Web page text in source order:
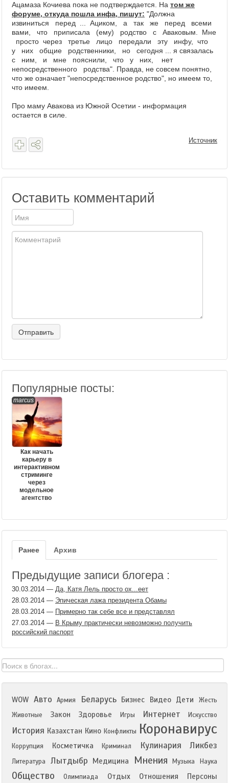
Ацамаза Кочиева пока не подтверждается. На том же
форуме, откуда пошла инфа, пишут: "Должна
извиниться перед ... Ациком, а так же перед всеми
вами, что приписала (ему) родство с Аваковым. Мне
просто через третье лицо передали эту инфу, что
у них общие родственники, но сегодня ... я связалась
с ним, и мне пояснили, что у них, нет
непосредственного родства". Правда, не совсем понятно,
что же означает "непосредственное родство", но имеем то,
что имеем.
Про маму Авакова из Южной Осетии - информация
остается в силе.
Источник
Оставить комментарий
Популярные посты:
marcus
Как начать
карьеру в
интерактивном
стриминге
через
модельное
агентство
Ранее Архив
Предыдущие записи блогера :
30.03.2014 — Да, Катя Лель просто ох...еет
28.03.2014 — Эпическая лажа президента Обамы
28.03.2014 — Примерно так себе все и представлял
27.03.2014 — В Крыму практически невозможно получить
российский паспорт
WOW Авто Армия Беларусь Бизнес Видео Дети
Жесть
Животные
Закон Здоровье Игры Интернет Искусство
История Казахстан Кино Конфликты Коронавирус
Коррупция Косметичка Криминал Кулинария Ликбез
Литература Лытдыбр Медицина Мнения Музыка Наука
Общество Олимпиада Отдых Отношения Персоны